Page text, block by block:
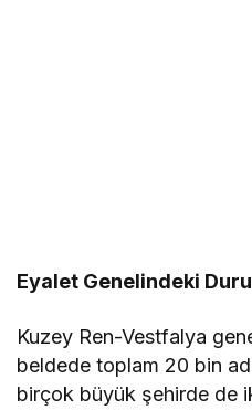
Eyalet Genelindeki
Kuzey Ren-Vestfalya
beldede toplam 20 bin
birçok büyük şehirde de